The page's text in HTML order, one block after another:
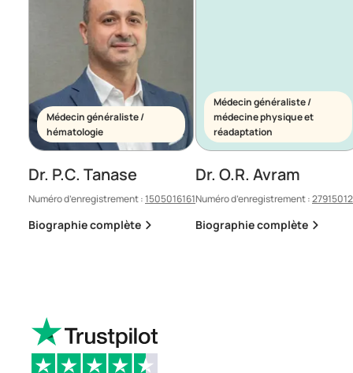
Médecin généraliste /
hématologie
Dr. P.C. Tanase
Numéro d’enregistrement :1505016161
Biographie complète
Médecin généraliste /
médecine physique et
réadaptation
Dr. O.R. Avram
Numéro d’enregistrement :
Biographie complète